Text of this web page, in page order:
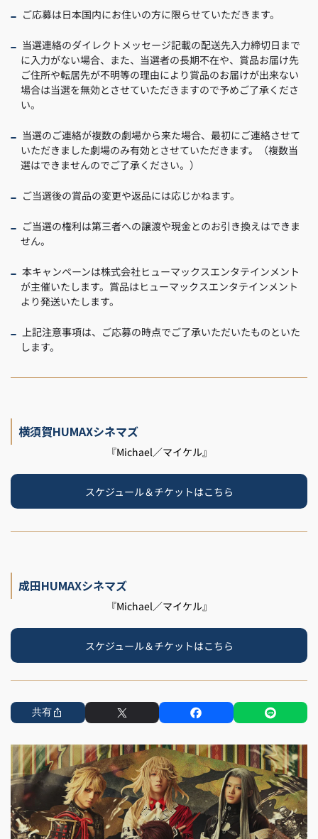
ご応募は日本国内にお住いの方に限らせていただきます。
当選連絡のダイレクトメッセージ記載の配送先入力締切日まで
に入力がない場合、また、当選者の長期不在や、賞品お届け先
ご住所や転居先が不明等の理由により賞品のお届けが出来ない
場合は当選を無効とさせていただきますので予めご了承くださ
い。
当選のご連絡が複数の劇場から来た場合、最初にご連絡させて
いただきました劇場のみ有効とさせていただきます。（複数当
選はできませんのでご了承ください。）
ご当選後の賞品の変更や返品には応じかねます。
ご当選の権利は第三者への譲渡や現金とのお引き換えはできま
せん。
本キャンペーンは株式会社ヒューマックスエンタテインメント
が主催いたします。賞品はヒューマックスエンタテインメント
より発送いたします。
上記注意事項は、ご応募の時点でご了承いただいたものといた
します。
横須賀HUMAXシネマズ
『Michael／マイケル』
スケジュール＆チケットはこちら
成田HUMAXシネマズ
『Michael／マイケル』
スケジュール＆チケットはこちら
共有